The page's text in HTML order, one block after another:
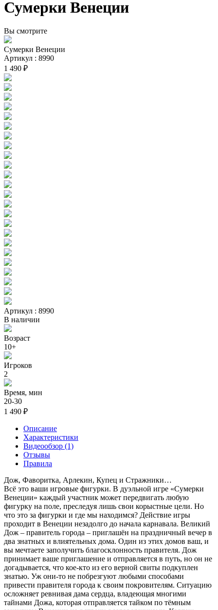
Сумерки Венеции
Вы смотрите
Сумерки Венеции
Артикул : 8990
1 490 ₽
Артикул : 8990
В наличии
Возраст
10+
Игроков
2
Время, мин
20-30
1 490 ₽
Описание
Характеристики
Видеообзор (1)
Отзывы
Правила
Дож, Фаворитка, Арлекин, Купец и Стражники…
Всё это ваши игровые фигурки. В дуэльной игре «Сумерки
Венеции» каждый участник может передвигать любую
фигурку на поле, преследуя лишь свои корыстные цели. Но
что это за фигурки и где мы находимся? Действие игры
проходит в Венеции незадолго до начала карнавала. Великий
Дож – правитель города – приглашён на праздничный вечер в
два знатных и влиятельных дома. Один из этих домов ваш, и
вы мечтаете заполучить благосклонность правителя. Дож
принимает ваше приглашение и отправляется в путь, но он не
догадывается, что кое-кто из его верной свиты подкуплен
знатью. Уж они-то не побрезгуют любыми способами
привести правителя города к своим покровителям. Ситуацию
осложняет ревнивая дама сердца, владеющая многими
тайнами Дожа, которая отправляется тайком по тёмным